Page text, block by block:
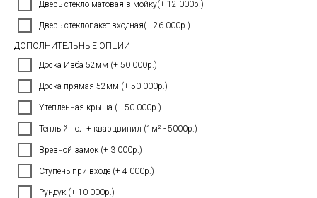
Дверь стекло матовая в мойку(+ 12 000р.)
Дверь стеклопакет входная(+ 26 000р.)
ДОПОЛНИТЕЛЬНЫЕ ОПЦИИ
Доска Изба 52мм (+ 50 000р.)
Доска прямая 52мм (+ 50 000р.)
Утепленная крыша (+ 50 000р.)
Теплый пол + кварцвинил (1м² - 5000р.)
Врезной замок (+ 3 000р.)
Ступень при входе (+ 4 000р.)
Рундук (+ 10 000р.)